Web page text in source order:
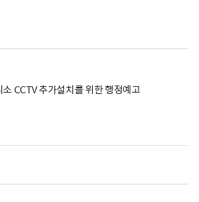
CCTV 추가설치를 위한 행정예고